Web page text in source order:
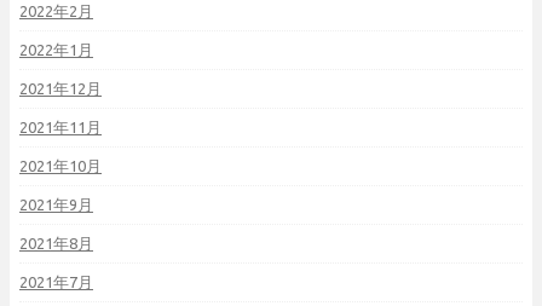
2022年2月
2022年1月
2021年12月
2021年11月
2021年10月
2021年9月
2021年8月
2021年7月